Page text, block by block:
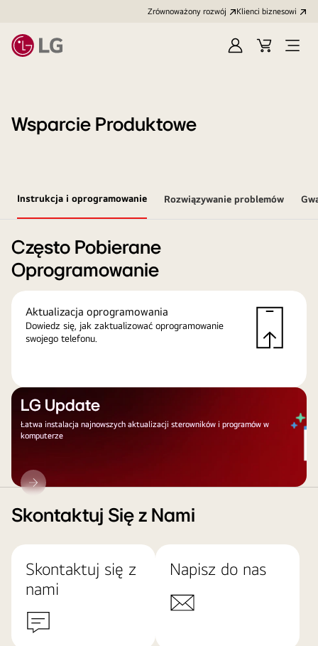
Zrównoważony rozwój Klienci biznesowi
ZalogujKoszyk
Wsparcie Produktowe
Instrukcja i oprogramowanie Rozwiązywanie problemów
Często Pobierane
Oprogramowanie
Aktualizacja oprogramowania
Dowiedz się, jak zaktualizować oprogramowanie
swojego telefonu.
LG Update
Łatwa instalacja najnowszych aktualizacji sterowników i programów w
komputerze
LG
Update
Skontaktuj Się z Nami
Skontaktuj się z
nami
Napisz do nas